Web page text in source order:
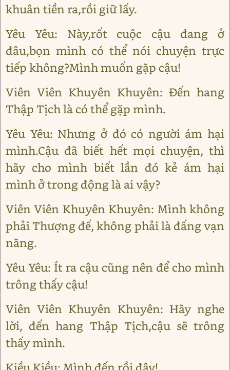
khuân tiền ra,rồi giữ lấy.
Yêu Yêu: Này,rốt cuộc cậu đang ở
đâu,bọn mình có thể nói chuyện trực
tiếp không?Mình muốn gặp cậu!
Viên Viên Khuyên Khuyên: Đến hang
Thập Tịch là có thể gặp mình.
Yêu Yêu: Nhưng ở đó có người ám hại
mình.Cậu đã biết hết mọi chuyện, thì
hãy cho mình biết lần đó kẻ ám hại
mình ở trong động là ai vậy?
Viên Viên Khuyên Khuyên: Mình không
phải Thượng đế, không phải là đấng vạn
năng.
Yêu Yêu: Ít ra cậu cũng nên để cho mình
trông thấy cậu!
Viên Viên Khuyên Khuyên: Hãy nghe
lời, đến hang Thập Tịch,cậu sẽ trông
thấy mình.